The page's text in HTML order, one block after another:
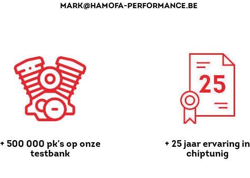
MARK@HAMOFA-PERFORMANCE.BE
+ 500 000 pk's op onze
testbank
+ 25 jaar ervaring in
chiptunig